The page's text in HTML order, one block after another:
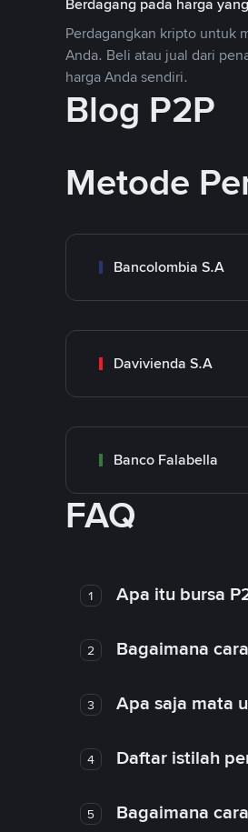
Berdagang pada harga
Perdagangkan kripto untuk
Anda. Beli atau jual dari
harga Anda sendiri.
Blog P2P
Metode
Bancolombia S.A
Davivienda S.A
Banco Falabella
FAQ
1 Apa itu bursa
2 Bagaimana
3 Apa saja mata
4 Daftar istilah
5 Bagaimana